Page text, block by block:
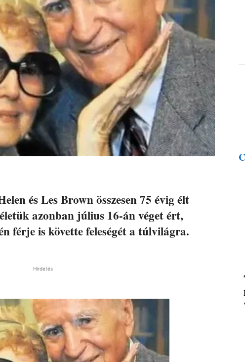
és Les Brown összesen 75 évig élt
azonban július 16-án véget ért,
férje is követte feleségét a túlvilágra.
Hirdetés